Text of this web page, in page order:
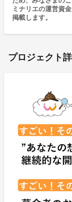
ミナリエの運営資
掲載します。
プロジェクト